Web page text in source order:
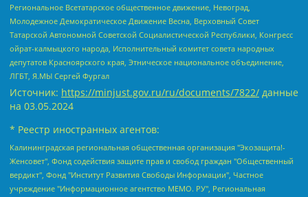
Региональное Всетатарское общественное движение, Невоград,
Молодежное Демократическое Движение Весна, Верховный Совет
Татарской Автономной Советской Социалистической Республики, Конгресс
ойрат-калмыцкого народа, Исполнительный комитет совета народных
депутатов Красноярского края, Этническое национальное объединение,
ЛГБТ, Я.МЫ Сергей Фургал
Источник: https://minjust.gov.ru/ru/documents/7822/ данные
на 03.05.2024
* Реестр иностранных агентов:
Калининградская региональная общественная организация "Экозащита!-Женсовет", Фонд содействия защите прав и свобод граждан "Общественный вердикт", Фонд "Институт Развития Свободы Информации", Частное учреждение "Информационное агентство МЕМО. РУ", Региональная общественная организация "Общественная комиссия по сохранению наследия академика Сахарова", Фонд поддержки свободы прессы, Санкт-Петербургская общественная правозащитная организация "Гражданский контроль", Межрегиональная общественная организация "Информационно-просветительский центр "Мемориал", Региональный Фонд "Центр Защиты Прав Средств Массовой Информации", с 05.12.2023 Фонд "Центр Защиты Прав Средств массовой информации", Региональная общественная благотворительная организация помощи беженцам и мигрантам "Гражданское содействие", Негосударственное образовательное учреждение дополнительного профессионального образования (повышение квалификации) специалистов "АКАДЕМИЯ ПО ПРАВАМ ЧЕЛОВЕКА", Свердловская региональная общественная организация "Сутяжник", Автономная некоммерческая организация "Центр независимых социологических исследований", Союз общественных объединений "Российский исследовательский центр по правам человека", Региональное общественное учреждение научно-информационный центр "МЕМОРИАЛ", Некоммерческая организация "Фонд защиты гласности", Автономная некоммерческая организация "Институт прав человека", Городская общественная организация "Екатеринбургское общество "МЕМОРИАЛ", Городская общественная организация "Рязанское историко-просветительское и правозащитное общество "Мемориал" (Рязанский Мемориал), Челябинский региональный орган общественной самодеятельности – женское общественное объединение "Женщины Евразии", Челябинский региональный орган общественной самодеятельности "Уральская правозащитная группа", Фонд содействия защите здоровья и социальной справедливости имени Андрея Рылькова, Автономная Некоммерческая Организация "Аналитический Центр Юрия Левады", Автономная некоммерческая организация социальной поддержки населения "Проект Апрель", Региональная общественная организация помощи женщинам и детям, находящимся в кризисной ситуации "Информационно-методический центр "Анна", Фонд содействия развитию массовых коммуникаций и правовому просвещению "Так-так-Так", Фонд содействия устойчивому развитию "Серебряная тайга", Свердловский региональный общественный фонд социальных проектов "Новое время", "Idel.Реалии", Кавказ.Реалии, Крым.Реалии, Телеканал Настоящее Время, Татаро-башкирская служба Радио Свобода (Azatliq Radiosi), Радио Свободная Европа/Радио Свобода (PCE/PC), "Сибирь.Реалии", "Фактограф", Благотворительный фонд помощи осужденным и их семьям, Автономная некоммерческая организация "Институт глобализации и социальных движений", Фонд "В защиту прав заключенных", Частное учреждение "Центр поддержки и содействия развитию средств массовой информации", Пензенский региональный общественный благотворительный фонд "Гражданский союз", "Север.Реалии", Некоммерческая организация Фонд "Правовая инициатива", Общество с ограниченной ответственностью "Радио Свободная Европа/Радио Свобода", Чешское информационное агентство "MEDIUM-ORIENT", Красноярская региональная общественная организация "Мы против СПИДа", Камалягин Денис Николаевич, Маркелов Сергей Евгеньевич, Пономарев Лев Александрович, Савицкая Людмила Алексеевна, Автономная некоммерческая организация "Центр по работе с проблемой насилия "НАСИЛИЮ.НЕТ", Межрегиональный профессиональный союз работников здравоохранения "Альянс врачей", Юридическое лицо, зарегистрированное в Латвийской Республике, SIA "Medusa Project" (регистрационный номер 40103797863, дата регистрации 10.06.2014), Некоммерческая организация "Фонд по борьбе с коррупцией", Автономная некоммерческая организация "Институт права и публичной политики", Баданин Роман Сергеевич, Гликин Максим Александрович, Железнова Мария Михайловна, Лукьянова Юлия Сергеевна, Маетная Елизавета Витальевна, Маняхин Петр Борисович, Чуракова Ольга Владимировна, Ярош Юлия Петровна, Юридическое лицо "The Insider SIA", зарегистрированное в Риге, Латвийская Республика (дата регистрации 26.06.2015), являющееся администратором доменного имени интернет-издания "The Insider SIA", https://theins.ru, Постернак Алексей Евгеньевич, Рубин Михаил Аркадьевич, Анин Роман Александрович, Юридическое лицо Istories fonds, зарегистрированное в Латвийской Республике (регистрационный номер 50008295751, дата регистрации 24.02.2020), Великовский Дмитрий Александрович, Долинина Ирина Николаевна, Мароховская Алеся Алексеевна, Шлейнов Роман Юрьевич, Шмагун Олеся Валентиновна, Общество с ограниченной ответственностью "Альтаир 2021", Общество с ограниченной ответственностью "Вега 2021", Общество с ограниченной ответственностью "Главный редактор 2021", Общество с ограниченной ответственностью "Ромашки монолит", Важенков Артем Валерьевич, Ивановская областная общественная организация "Центр гендерных исследований", Гурман Юрий Альбертович, Медиапроект "ОВД-Инфо", Егоров Владимир Владимирович, Жилинский Владимир Александрович, Общество с ограниченной ответственностью "ЗП", Иванова София Юрьевна, Карезина Инна Павловна, Кильтау Екатерина Викторовна, Петров Алексей Викторович, Пискунов Сергей Евгеньевич, Смирнов Сергей Сергеевич, Тихонов Михаил Сергеевич, Общество с ограниченной ответственностью "ЖУРНАЛИСТ-ИНОСТРАННЫЙ АГЕНТ", Арапова Галина Юрьевна, Вольтская Татьяна Анатольевна, Американская компания "Mason G.E.S. Anonymous Foundation" (США), являющаяся владельцем интернет-издания https://mnews.world/, Компания "Stichting Bellingcat", зарегистрированная в Нидерландах (дата регистрации 11.07.2018), Захаров Андрей Вячеславович, Клепиковская Екатерина Дмитриевна, Общество с ограниченной ответственностью "МЕМО", Перл Роман Александрович, Симонов Евгений Алексеевич, Соловьева Елена Анатольевна, Сотников Даниил Владимирович, Сурначева Елизавета Дмитриевна, Автономная некоммерческая организация по защите прав человека и информированию населения "Якутия – Наше Мнение", Общество с ограниченной ответственностью "Москоу диджитал медиа", с 26.01.2023 Общество с ограниченной ответственностью "Чайка Белые сады", Ветошкина Валерия Валерьевна, Заговора Максим Александрович, Межрегиональное общественное движение "Российская ЛГБТ - сеть", Оленичев Максим Владимирович, Павлов Иван Юрьевич, Скворцова Елена Сергеевна, Общество с ограниченной ответственностью "Как бы инагент", Кочетков Игорь Викторович, Общество с ограниченной ответственностью "Честные выборы", Еланчик Олег Александрович, Общество с ограниченной ответственностью "Нобелевский призыв", Гималова Регина Эмилевна, Григорьев Андрей Валерьевич, Григорьева Алина Александровна, Ассоциация по содействию защите прав призывников, альтернативнослужащих и военнослужащих "Правозащитная группа "Гражданин.Армия.Право", Хисамова Регина Фаритовна, Автономная некоммерческая организация по реализации социально-правовых программ "Лилит", Дальневосточное общественное движение "Маяк", Санкт-Петербургская ЛГБТ-инициативная группа "Выход", Инициативная группа ЛГБТ+ "Реверс", Алексеев Андрей Викторович, Бекбулатова Таисия Львовна, Беляев Иван Михайлович, Владыкина Елена Сергеевна, Гельман Марат Александрович, Никульшина Вероника Юрьевна, Толоконникова Надежда Андреевна, Шендерович Виктор Анатольевич, Общество с ограниченной ответственностью "Данное сообщение", Общество с ограниченной ответственностью Издательский дом "Новая глава", Айнбиндер Александра Александровна, Московский комьюнити-центр для ЛГБТ+инициатив, Благотворительный фонд развития филантропии, Deutsche Welle (Германия, Kurt-Schumacher-Strasse 3, 53113 Bonn), Борзунова Мария Михайловна, Воробьев Виктор Викторович, Голубева Анна Львовна, Константинова Алла Михайловна, Малкова Ирина Владимировна, Мурадов Мурад Абдулгалимович, Осетинская Елизавета Николаевна, Понасенков Евгений Николаевич, Ганапольский Матвей Юрьевич, Киселев Евгений Алексеевич, Борухович Ирина Григорьевна, Дремин Иван Тимофеевич, Дубровский Дмитрий Викторович, Красноярская региональная общественная организация поддержки и развития альтернативных образовательных технологий и межкультурных коммуникаций "ИНТЕРРА", Маяковская Екатерина Алексеевна, Фейгин Марк Захарович, Филимонов Андрей Викторович, Дзугкоева Регина Николаевна, Доброхотов Роман Александрович, Дудь Юрий Александрович, Елкин Сергей Владимирович, Кругликов Кирилл Игоревич, Сабунаева Мария Леонидовна, Семенов Алексей Владимирович, Шаинян Карен Багратович, Шульман Екатерина Михайловна, Асафьев Артур Валерьевич, Вахштайн Виктор Семенович, Венедиктов Алексей Алексеевич, Лушникова Екатерина Евгеньевна, Волков Леонид Михайлович, Невзоров Александр Глебович, Пархоменко Сергей Борисович, Сироткин Ярослав Николаевич, Кара-Мурза Владимир Владимирович, Баранова Наталья Владимировна, Гозман Леонид Яковлевич, Кагарлицкий Борис Юльевич, Климарев Михаил Валерьевич, Милов Владимир Станиславович, Автономная некоммерческая организация Краснодарский центр современного искусства "Типография", Моргенштерн Алишер Тагирович, Соболь Любовь Эдуардовна, Общество с ограниченной ответственностью "ЛИЗА НОРМ", Каспаров Гарри Кимович, Ходорковский Михаил Борисович, Общество с ограниченной ответственностью "Апрельские тезисы", Данилович Ирина Брониславовна, Кашин Олег Владимирович, Петров Николай Владимирович, Пивоваров Алексей Владимирович, Соколов Михаил Владимирович, Цветкова Юлия Владимировна, Чичваркин Евгений Александрович, Комитет против пыток/Команда против пыток, Общество с ограниченной ответственностью "Первый научный", Общество с ограниченной ответственностью "Вертолет и ко", Белоцерковская Вероника Борисовна, Кац Максим Евгеньевич, Лазарева Татьяна Юрьевна, Шаведдинов Руслан Табризович, Яшин Илья Валерьевич, Общество с ограниченной ответственностью "Иноагент ААВ", Алешковский Дмитрий Петрович, Альбац Евгения Марковна, Быков Дмитрий Львович, Галямина Юлия Евгеньевна, Лойко Сергей Леонидович, Мартынов Кирилл Константинович, Медведев Сергей Александрович, Крашенинников Федор Геннадиевич, Гордеева Катерина Вл